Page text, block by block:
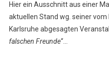
Hier ein Ausschnitt aus einer
aktuellen Stand wg. seiner vom
Karlsruhe abgesagten
falschen Freunde“…